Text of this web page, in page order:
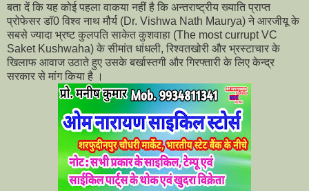
बता दें कि यह कोई पहला वाकया नहीं है कि अन्तराष्ट्रीय ख्याति प्राप्त
प्रोफेसर डॉ0 विश्व नाथ मौर्य (Dr. Vishwa Nath Maurya) ने आरजीयू के
सबसे ज्यादा भ्रष्ट कुलपति साकेत कुशवाहा (The most currupt VC
Saket Kushwaha) के सीमांत धांधली, रिश्वतखोरी और भ्रस्टाचार के
खिलाफ आवाज उठाते हुए उसके बर्खास्तगी और गिरफ्तारी के लिए केन्द्र
सरकार से मांग किया है ।